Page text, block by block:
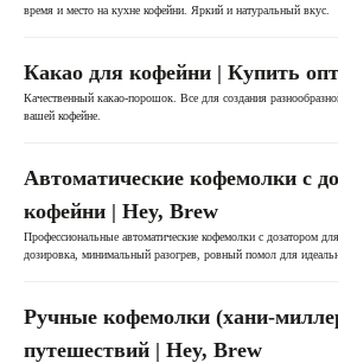
время и место на кухне кофейни. Яркий и натуральный вкус.
Какао для кофейни | Купить
Качественный какао-порошок. Все для создания
вашей кофейне.
Автоматические кофемолки с
кофейни | Hey, Brew
Профессиональные автоматические кофемолки с дозатором
дозировка, минимальный разогрев, ровный помол для
Ручные кофемолки (хани-
путешествий | Hey, Brew